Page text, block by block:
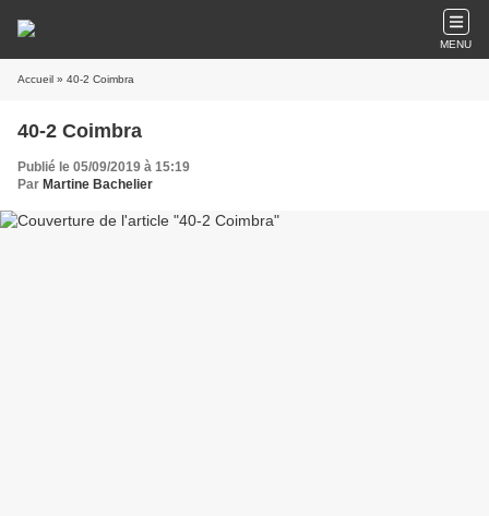
MENU
Accueil » 40-2 Coimbra
40-2 Coimbra
Publié le 05/09/2019 à 15:19
Par Martine Bachelier